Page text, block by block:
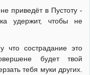
приведёт в Пустоту -
удержит, чтобы не
что сострадание это
будет твой
тебя муки других.